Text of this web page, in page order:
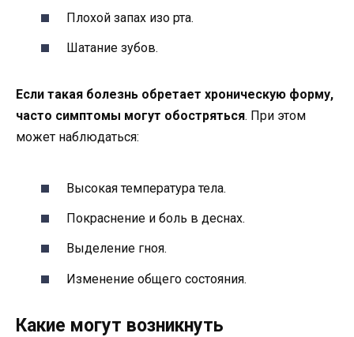
Плохой запах изо рта.
Шатание зубов.
Если такая болезнь обретает хроническую форму,
часто симптомы могут обостряться. При этом
может наблюдаться:
Высокая температура тела.
Покраснение и боль в деснах.
Выделение гноя.
Изменение общего состояния.
Какие могут возникнуть